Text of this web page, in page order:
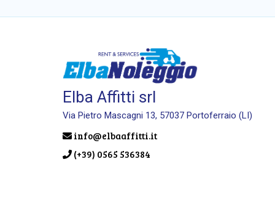
Elba Affitti srl
Via Pietro Mascagni 13, 57037 Portoferraio (LI)
info@elbaaffitti.it
(+39) 0565 536384